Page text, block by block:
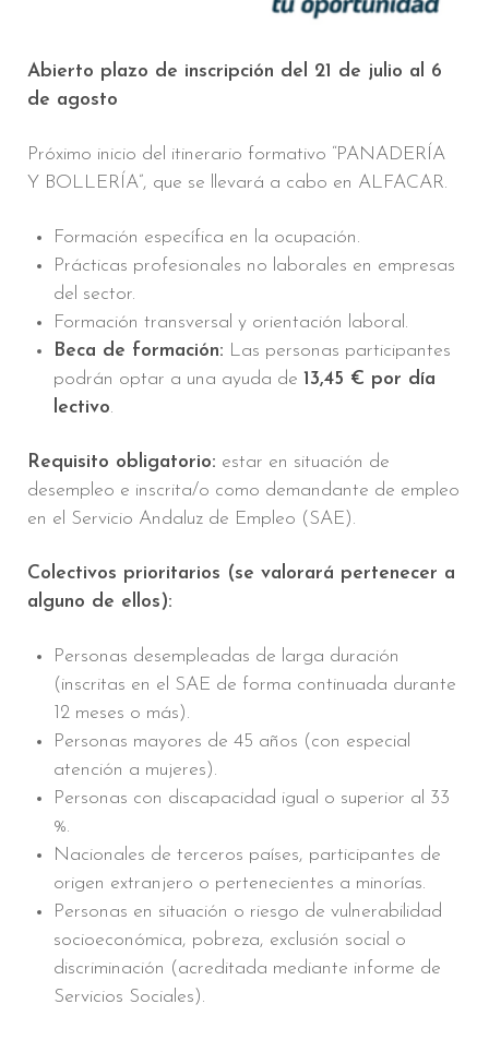
Abierto plazo de inscripción del 21 de julio al 6
de agosto
Próximo inicio del itinerario formativo “PANADERÍA
Y BOLLERÍA”, que se llevará a cabo en ALFACAR.
Formación específica en la ocupación.
Prácticas profesionales no laborales en empresas
del sector.
Formación transversal y orientación laboral.
Beca de formación: Las personas participantes
podrán optar a una ayuda de 13,45 € por día
lectivo.
Requisito obligatorio: estar en situación de
desempleo e inscrita/o como demandante de empleo
en el Servicio Andaluz de Empleo (SAE).
Colectivos prioritarios (se valorará pertenecer a
alguno de ellos):
Personas desempleadas de larga duración
(inscritas en el SAE de forma continuada durante
12 meses o más).
Personas mayores de 45 años (con especial
atención a mujeres).
Personas con discapacidad igual o superior al 33
%.
Nacionales de terceros países, participantes de
origen extranjero o pertenecientes a minorías.
Personas en situación o riesgo de vulnerabilidad
socioeconómica, pobreza, exclusión social o
discriminación (acreditada mediante informe de
Servicios Sociales).